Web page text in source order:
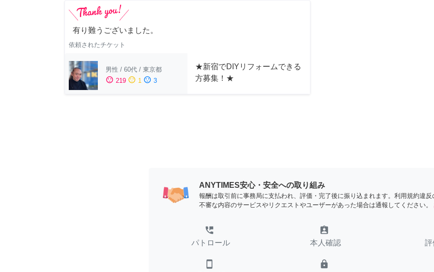
有り難うございました。
依頼されたチケット
男性 / 60代 / 東京都
sentiment_satisfied 219 sentiment_neutral 1 sentiment_dissatisfied 3
★新宿でDIYリフォームできる
方募集！★
ANYTIMES安心・安全への取り組み
報酬は取引前に事務局に支払われ、評価・完了後に振り込まれます。利用規約違反
不審な内容のサービスやリクエストやユーザーがあった場合は通報してください。
perm_phone_msg
パトロール
assignment_ind
本人確認
smartphone lock